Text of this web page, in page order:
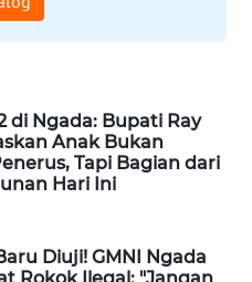
di Ngada: Bupati Ray
Anak Bukan
Tapi Bagian dari
Hari Ini
Diuji! GMNI Ngada